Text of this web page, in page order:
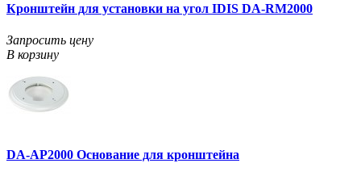
Кронштейн для установки на угол IDIS DA-RM2000
Запросить цену
В корзину
DA-AP2000 Основание для кронштейна